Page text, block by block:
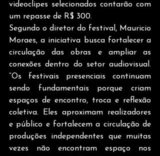
videoclipes selecionados contarão com
um repasse de R$ 300.
Segundo o diretor do festival, Mauricio
Moraes, a iniciativa busca fortalecer a
circulação das obras e ampliar as
conexões dentro do setor audiovisual.
“Os festivais presenciais continuam
sendo fundamentais porque criam
espaços de encontro, troca e reflexão
coletiva. Eles aproximam realizadores
e público e fortalecem a circulação de
produções independentes que muitas
vezes não encontram espaço nos